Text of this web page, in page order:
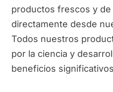
productos frescos y de
directamente desde
Todos nuestros
por la ciencia y
beneficios